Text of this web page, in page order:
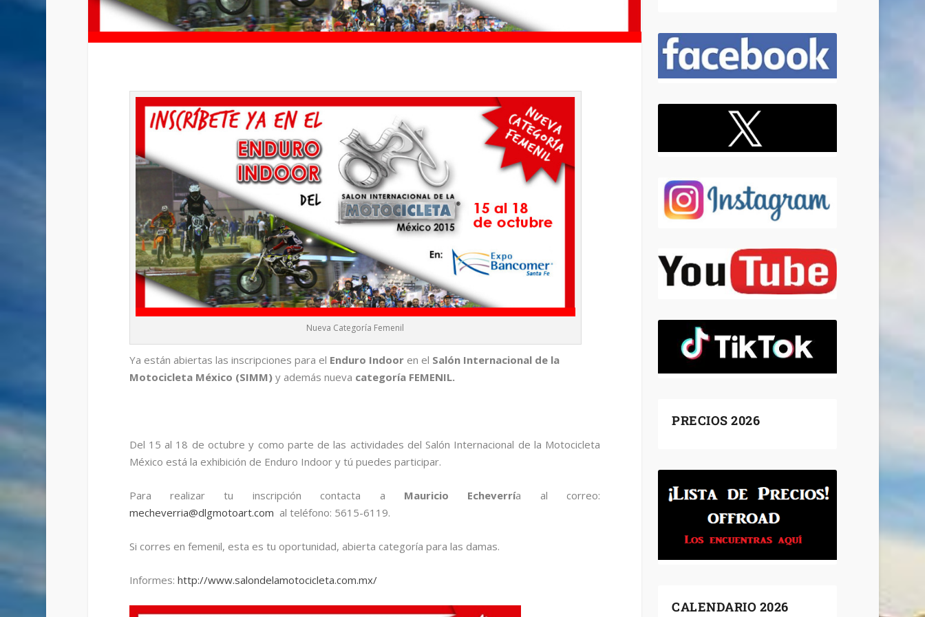
Nueva Categoría Femenil
Ya están abiertas las inscripciones para el Enduro Indooren el Salón Internacional de la
Motocicleta México (SIMM)y además nueva categoría FEMENIL.
Del 15 al 18 de octubre y como parte de las actividades del Salón Internacional de la Motocicleta
México está la exhibición de Enduro Indoor y tú puedes participar.
Para realizar tu inscripción contacta a Mauricio Echeverría al correo:
mecheverria@dlgmotoart.com al teléfono: 5615-6119.
Si corres en femenil, esta es tu oportunidad, abierta categoría para las damas.
Informes: http://www.salondelamotocicleta.com.mx/
PRECIOS 2026
CALENDARIO 2026